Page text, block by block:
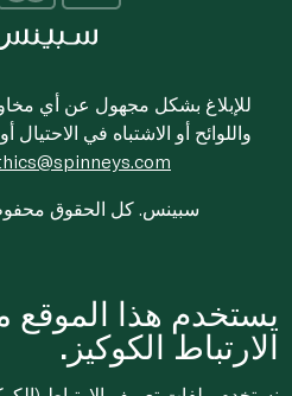
للإبلاغ بشكل مجهول عن أي
واللوائح أو الاشتباه في
© 2020-2026 سبينس. كل الحقوق
يستخدم هذا الموقع
الارتباط الكوكيز.